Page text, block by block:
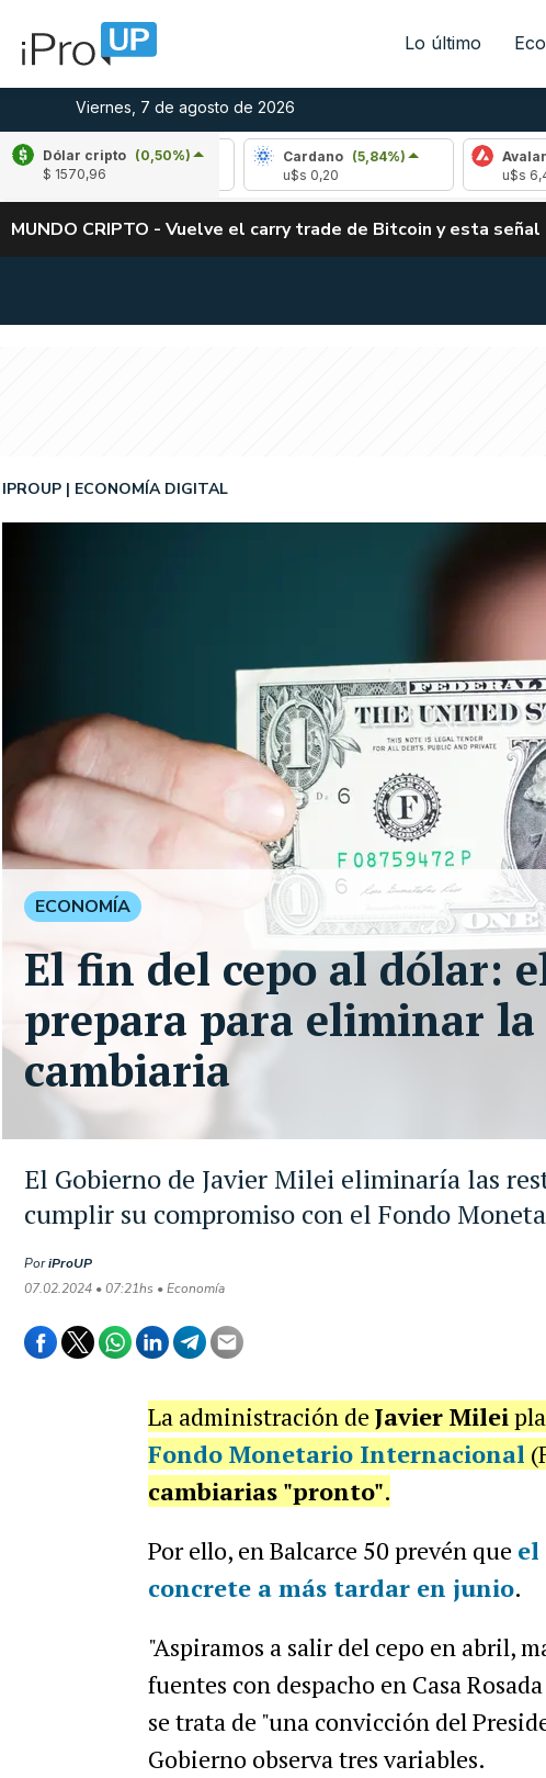
Lo último
Viernes, 7 de agosto de 2026
Dólar cripto (0,50%)
$ 1570,96
(-3,32%)
Cardano
(5,84%)
Avalanche
(-
MUNDO CRIPTO - Vuelve el carry trade de Bitcoin y esta
El Gobierno de Javier Milei eliminaría las
cumplir su compromiso con el Fondo
IPROUP ECONOMÍA DIGITAL
PoriProUP
07.02.2024 • 07:21hs • Economía
ECONOMÍA
El fin del cepo al dólar:
prepara para eliminar
cambiaria
La administración de Javier Milei
Fondo Monetario Internacional
cambiarias "pronto".
Por ello, en Balcarce 50 prevén que el
concrete a más tardar en junio.
"Aspiramos a salir del cepo en abril,
fuentes con despacho en Casa
se trata de "una convicción del
Gobierno observa tres variables.